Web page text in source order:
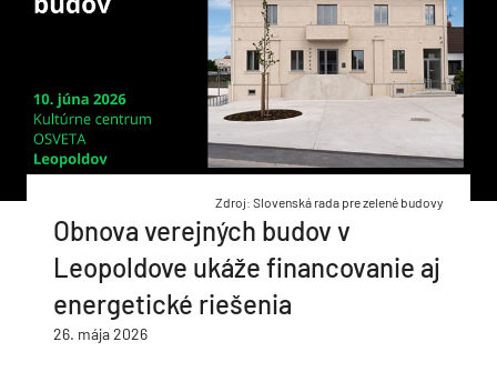
Zdroj: Slovenská rada pre zelené budovy
Obnova verejných budov v
Leopoldove ukáže financovanie aj
energetické riešenia
26. mája 2026